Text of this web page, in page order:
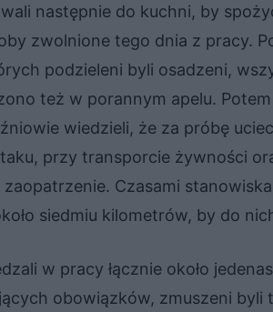
następnie do kuchni, by
zwolnione tego dnia z pracy.
podzieleni byli osadzeni,
też w porannym apelu.
wiedzieli, że za próbę
przy transporcie żywności
Czasami
siedmiu kilometrów, by do
w pracy łącznie około
obowiązków, zmuszeni